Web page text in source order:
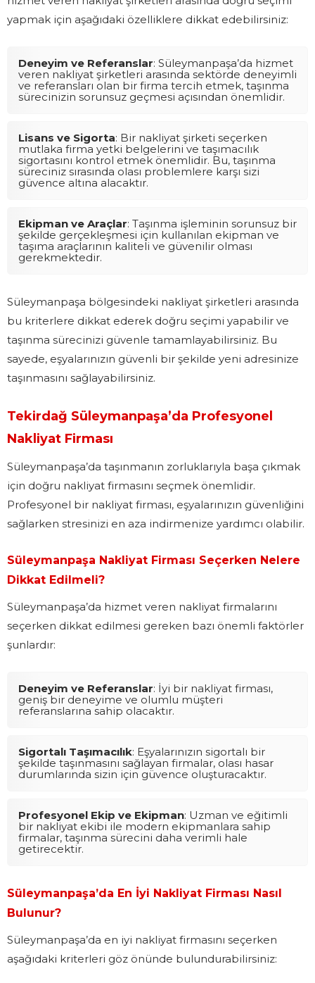
yapmak için aşağıdaki özelliklere dikkat edebilirsiniz:
Deneyim ve Referanslar: Süleymanpaşa’da hizmet
veren nakliyat şirketleri arasında sektörde deneyimli
ve referansları olan bir firma tercih etmek, taşınma
sürecinizin sorunsuz geçmesi açısından önemlidir.
Lisans ve Sigorta: Bir nakliyat şirketi seçerken
mutlaka firma yetki belgelerini ve taşımacılık
sigortasını kontrol etmek önemlidir. Bu, taşınma
süreciniz sırasında olası problemlere karşı sizi
güvence altına alacaktır.
Ekipman ve Araçlar: Taşınma işleminin sorunsuz bir
şekilde gerçekleşmesi için kullanılan ekipman ve
taşıma araçlarının kaliteli ve güvenilir olması
gerekmektedir.
Süleymanpaşa bölgesindeki nakliyat şirketleri arasında
bu kriterlere dikkat ederek doğru seçimi yapabilir ve
taşınma sürecinizi güvenle tamamlayabilirsiniz. Bu
sayede, eşyalarınızın güvenli bir şekilde yeni adresinize
taşınmasını sağlayabilirsiniz.
Tekirdağ Süleymanpaşa’da Profesyonel
Nakliyat Firması
Süleymanpaşa’da taşınmanın zorluklarıyla başa çıkmak
için doğru nakliyat firmasını seçmek önemlidir.
Profesyonel bir nakliyat firması, eşyalarınızın güvenliğini
sağlarken stresinizi en aza indirmenize yardımcı olabilir.
Süleymanpaşa Nakliyat Firması Seçerken Nelere
Dikkat Edilmeli?
Süleymanpaşa’da hizmet veren nakliyat firmalarını
seçerken dikkat edilmesi gereken bazı önemli faktörler
şunlardır:
Deneyim ve Referanslar: İyi bir nakliyat firması,
geniş bir deneyime ve olumlu müşteri
referanslarına sahip olacaktır.
Sigortalı Taşımacılık: Eşyalarınızın sigortalı bir
şekilde taşınmasını sağlayan firmalar, olası hasar
durumlarında sizin için güvence oluşturacaktır.
Profesyonel Ekip ve Ekipman: Uzman ve eğitimli
bir nakliyat ekibi ile modern ekipmanlara sahip
firmalar, taşınma sürecini daha verimli hale
getirecektir.
Süleymanpaşa’da En İyi Nakliyat Firması Nasıl
Bulunur?
Süleymanpaşa’da en iyi nakliyat firmasını seçerken
aşağıdaki kriterleri göz önünde bulundurabilirsiniz: